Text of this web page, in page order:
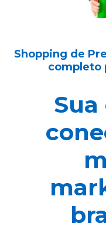
Shopping de
completo